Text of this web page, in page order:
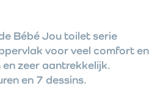
Bébé Jou toilet serie
voor veel comfort en
zeer aantrekkelijk.
en 7 dessins.